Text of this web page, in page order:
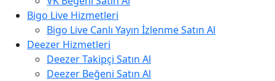
Bigo Live Hizmetleri
Bigo Live Canlı Yayın İzlenme Satın Al
Deezer Hizmetleri
Deezer Takipçi Satın Al
Deezer Beğeni Satın Al